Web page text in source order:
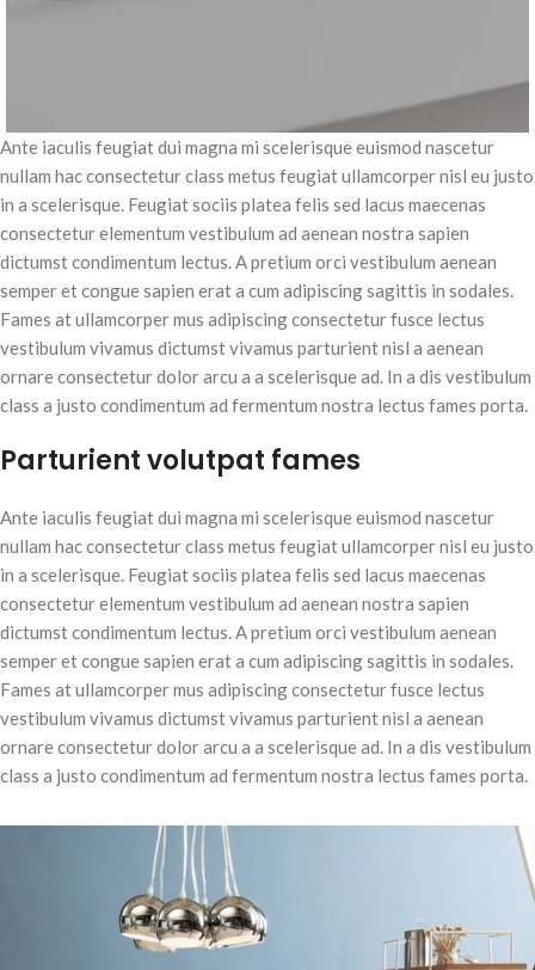
Ante iaculis feugiat dui magna mi scelerisque euismod nascetur
nullam hac consectetur class metus feugiat ullamcorper nisl eu justo
in a scelerisque. Feugiat sociis platea felis sed lacus maecenas
consectetur elementum vestibulum ad aenean nostra sapien
dictumst condimentum lectus. A pretium orci vestibulum aenean
semper et congue sapien erat a cum adipiscing sagittis in sodales.
Fames at ullamcorper mus adipiscing consectetur fusce lectus
vestibulum vivamus dictumst vivamus parturient nisl a aenean
ornare consectetur dolor arcu a a scelerisque ad. In a dis vestibulum
class a justo condimentum ad fermentum nostra lectus fames porta.
Parturient volutpat fames
Ante iaculis feugiat dui magna mi scelerisque euismod nascetur
nullam hac consectetur class metus feugiat ullamcorper nisl eu justo
in a scelerisque. Feugiat sociis platea felis sed lacus maecenas
consectetur elementum vestibulum ad aenean nostra sapien
dictumst condimentum lectus. A pretium orci vestibulum aenean
semper et congue sapien erat a cum adipiscing sagittis in sodales.
Fames at ullamcorper mus adipiscing consectetur fusce lectus
vestibulum vivamus dictumst vivamus parturient nisl a aenean
ornare consectetur dolor arcu a a scelerisque ad. In a dis vestibulum
class a justo condimentum ad fermentum nostra lectus fames porta.